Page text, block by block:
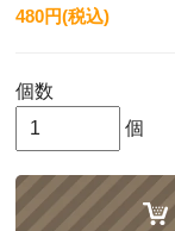
480円(税込)
個数
個